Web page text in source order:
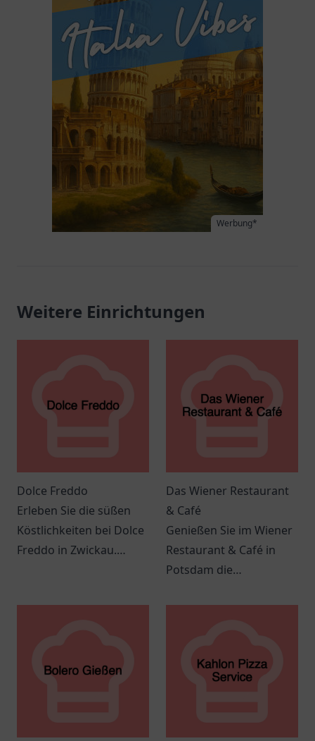
Werbung*
Weitere Einrichtungen
Dolce Freddo
Erleben Sie die süßen
Köstlichkeiten bei Dolce
Freddo in Zwickau.
erwarten Sie!
Das Wiener Restaurant
& Café
Genießen Sie im Wiener
Restaurant & Café in
Potsdam die
traditioneller und
Ambiente.